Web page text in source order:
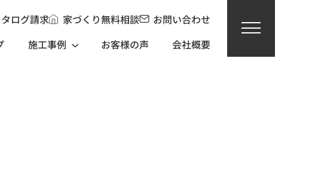
ログ請求 家づくり無料相談
お問い合わせ
施工事例 お客様の声 会社概要